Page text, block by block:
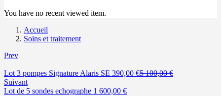
You have no recent viewed item.
Accueil
Soins et traitement
Prev
Lot 3 pompes Signature Alaris SE 390,00 €Le
5 100,00€Le
Suivant
Lot de 5 sondes echographe 1 600,00 €